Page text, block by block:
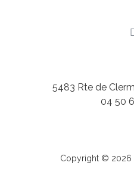
5483 Rte de
04 50
Copyright © 2026